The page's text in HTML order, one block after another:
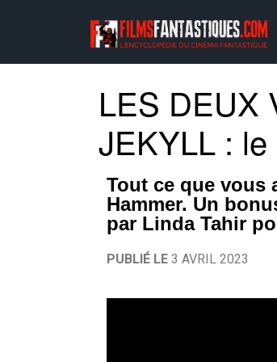
LES DEUX
JEKYLL :
Tout ce que vous
Hammer. Un
par Linda Tahir
PUBLIÉ LE 3 AVRIL 2023